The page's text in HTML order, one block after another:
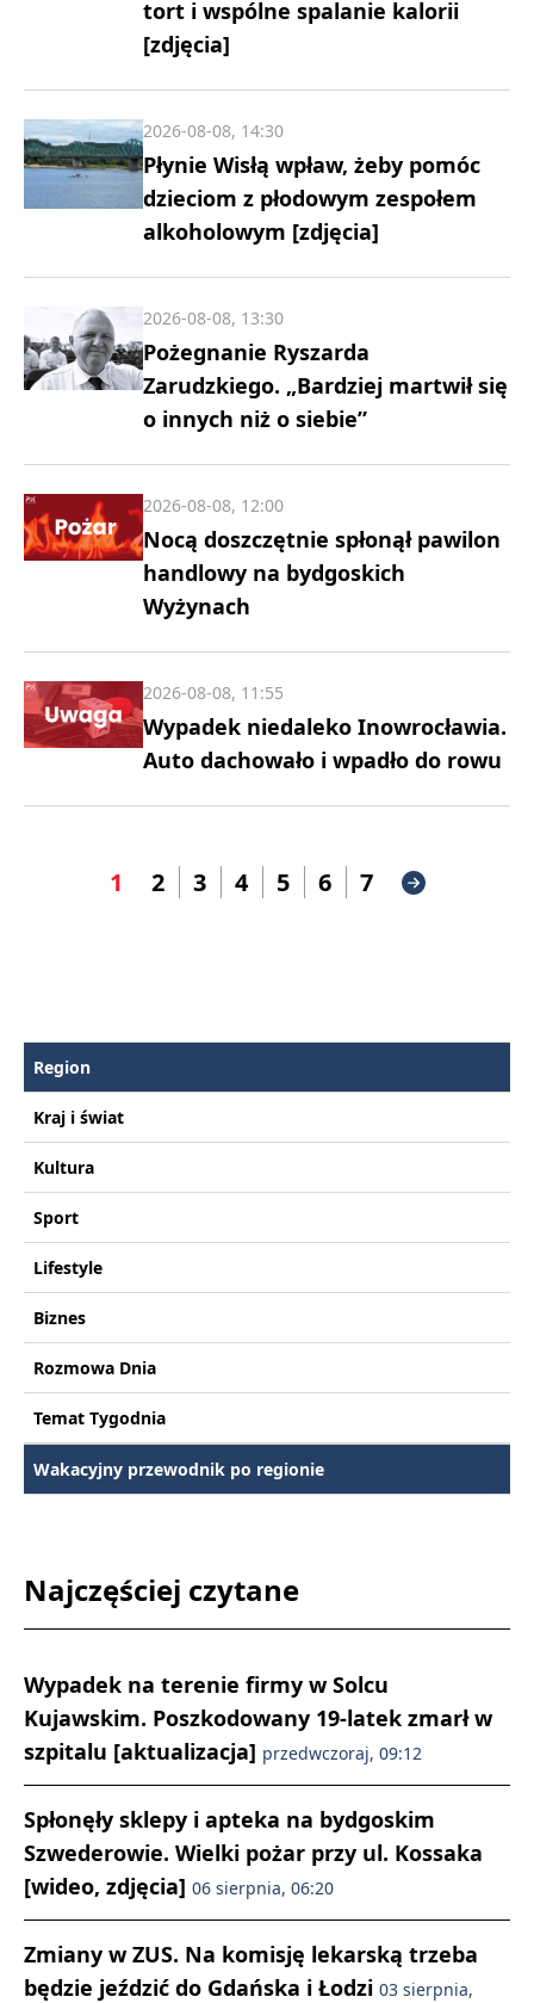
tort i wspólne spalanie kalorii
[zdjęcia]
Płynie Wisłą wpław, żeby pomóc
dzieciom z płodowym zespołem
alkoholowym [zdjęcia]
2026-08-08, 14:30
Pożegnanie Ryszarda
Zarudzkiego. „Bardziej martwił się
o innych niż o siebie”
2026-08-08, 13:30
Nocą doszczętnie spłonął pawilon
handlowy na bydgoskich
Wyżynach
2026-08-08, 12:00
Wypadek niedaleko Inowrocławia.
Auto dachowało i wpadło do rowu
2026-08-08, 11:55
1 2 3 4 5 6 7
Region
Kraj i świat
Kultura
Sport
Lifestyle
Biznes
Rozmowa Dnia
Temat Tygodnia
Wakacyjny przewodnik po regionie
Najczęściej czytane
Wypadek na terenie firmy w Solcu
Kujawskim. Poszkodowany 19-latek zmarł w
szpitalu [aktualizacja] przedwczoraj, 09:12
Spłonęły sklepy i apteka na bydgoskim
Szwederowie. Wielki pożar przy ul. Kossaka
[wideo, zdjęcia] 06 sierpnia, 06:20
Zmiany w ZUS. Na komisję lekarską trzeba
będzie jeździć do Gdańska i Łodzi 03 sierpnia,